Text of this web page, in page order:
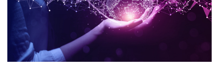
e
s